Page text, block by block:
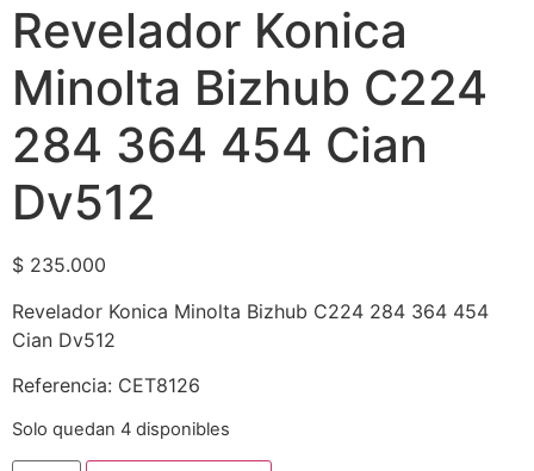
Revelador Konica
Minolta Bizhub C224
284 364 454 Cian
Dv512
$ 235.000
Revelador Konica Minolta Bizhub C224 284 364 454
Cian Dv512
Referencia: CET8126
Solo quedan 4 disponibles